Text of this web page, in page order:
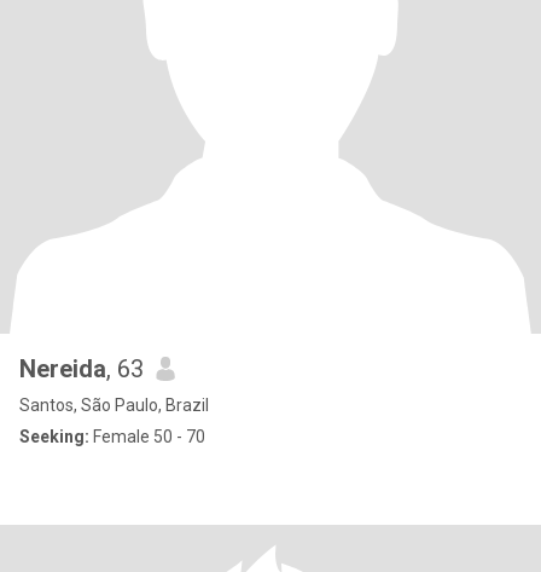
Nereida, 63
Santos, São Paulo, Brazil
Seeking: Female 50 - 70